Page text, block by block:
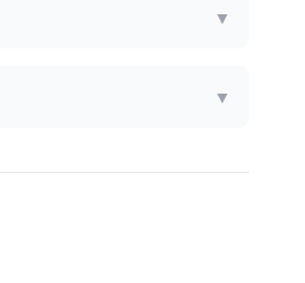
▼
▼